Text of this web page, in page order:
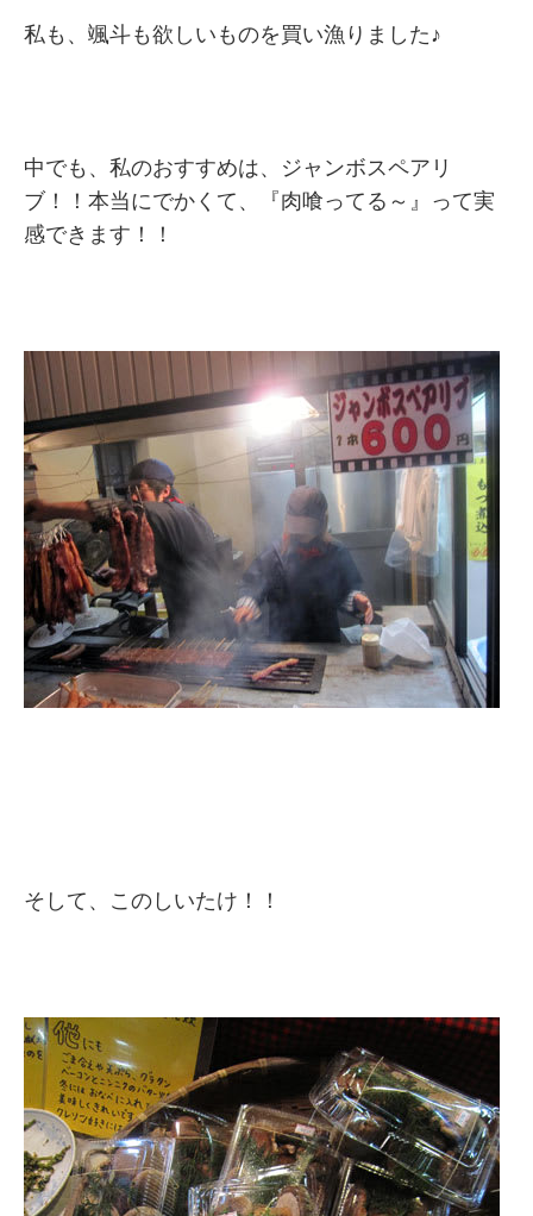
私も、颯斗も欲しいものを買い漁りました♪
中でも、私のおすすめは、ジャンボスペアリ
ブ！！本当にでかくて、『肉喰ってる～』って実
感できます！！
そして、このしいたけ！！